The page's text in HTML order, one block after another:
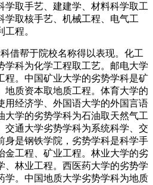
学取手艺、建建学、材料科学取工
学取核手艺、机械工程、电气工
程。
帮于院校名称得以表现。化工
学科为化学工程取工艺。邮电大学
程。中国矿业大学的劣势学科是矿
地质资本取地质工程。体育大学的
用经济学、外国语大学的外国言语
大学的劣势学科为石油取天然气工
交通大学劣势学科为系统科学、交
身是钢铁学院，劣势学科是科学手
金工程、矿业工程。林业大学的劣
、林业工程。西医药大学的劣势学
学。中国地质大学劣势学科为地质